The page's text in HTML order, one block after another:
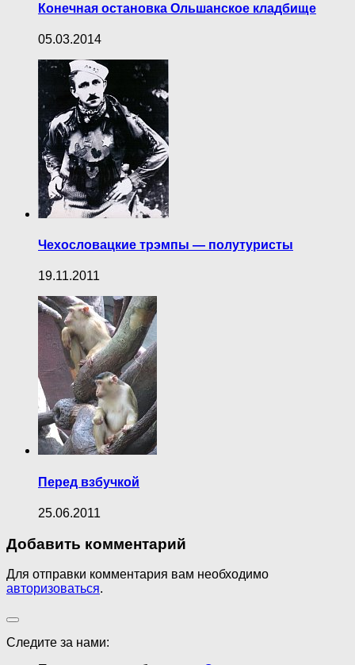
Конечная остановка Ольшанское кладбище
05.03.2014
Чехословацкие трэмпы — полутуристы
19.11.2011
Перед взбучкой
25.06.2011
Добавить комментарий
Для отправки комментария вам необходимо
авторизоваться.
Следите за нами: